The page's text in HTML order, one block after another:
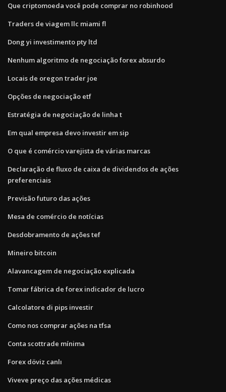
Que criptomoeda você pode comprar no robinhood
Traders de viagem llc miami fl
Dong yi investimento pty ltd
Nenhum algoritmo de negociação forex absurdo
Locais de oregon trader joe
Opções de negociação etf
Estratégia de negociação de linha t
Em qual empresa devo investir em sip
O que é comércio varejista de várias marcas
Declaração de fluxo de caixa de dividendos de ações
preferenciais
Previsão futuro das ações
Mesa de comércio de notícias
Desdobramento de ações tef
Mineiro bitcoin
Alavancagem de negociação explicada
Tomar fábrica de forex indicador de lucro
Calcolatore di pips investir
Como nos comprar ações na tfsa
Conta scottrade mínima
Forex döviz canlı
Viveve preço das ações médicas